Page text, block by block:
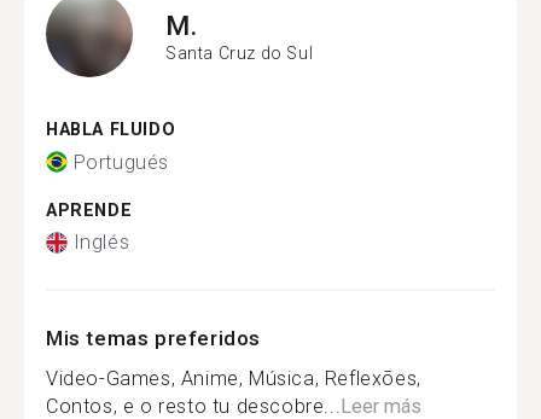
M.
Santa Cruz do Sul
HABLA FLUIDO
Portugués
APRENDE
Inglés
Mis temas preferidos
Video-Games, Anime, Música, Reflexões,
Contos, e o resto tu descobre...Leer más